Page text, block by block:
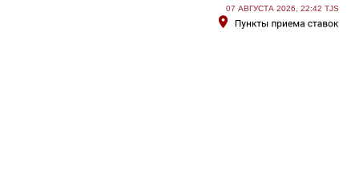
07 АВГУСТА 2026, 22:42 TJS